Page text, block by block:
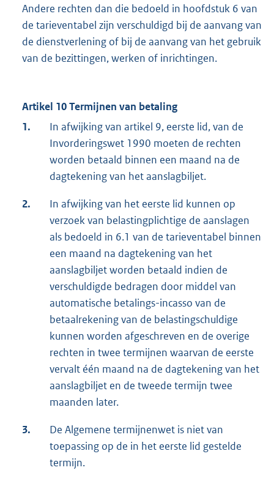
Andere rechten dan die bedoeld in hoofdstuk 6 van
de tarieventabel zijn verschuldigd bij de aanvang van
de dienstverlening of bij de aanvang van het gebruik
van de bezittingen, werken of inrichtingen.
Artikel 10 Termijnen van betaling
1.
In afwijking van artikel 9, eerste lid, van de
Invorderingswet 1990 moeten de rechten
worden betaald binnen een maand na de
dagtekening van het aanslagbiljet.
2.
In afwijking van het eerste lid kunnen op
verzoek van belastingplichtige de aanslagen
als bedoeld in 6.1 van de tarieventabel binnen
een maand na dagtekening van het
aanslagbiljet worden betaald indien de
verschuldigde bedragen door middel van
automatische betalings-incasso van de
betaalrekening van de belastingschuldige
kunnen worden afgeschreven en de overige
rechten in twee termijnen waarvan de eerste
vervalt één maand na de dagtekening van het
aanslagbiljet en de tweede termijn twee
maanden later.
3.
De Algemene termijnenwet is niet van
toepassing op de in het eerste lid gestelde
termijn.